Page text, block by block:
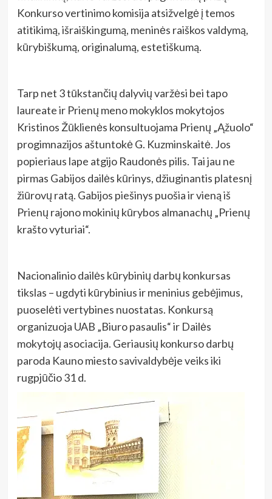
Konkurso vertinimo komisija atsižvelgė į temos
atitikimą, išraiškingumą, meninės raiškos valdymą,
kūrybiškumą, originalumą, estetiškumą.
Tarp net 3 tūkstančių dalyvių varžėsi bei tapo
laureate ir Prienų meno mokyklos mokytojos
Kristinos Žūklienės konsultuojama Prienų „Ąžuolo“
progimnazijos aštuntokė G. Kuzminskaitė. Jos
popieriaus lape atgijo Raudonės pilis. Tai jau ne
pirmas Gabijos dailės kūrinys, džiuginantis platesnį
žiūrovų ratą. Gabijos piešinys puošia ir vieną iš
Prienų rajono mokinių kūrybos almanachų „Prienų
krašto vyturiai“.
Nacionalinio dailės kūrybinių darbų konkursas
tikslas – ugdyti kūrybinius ir meninius gebėjimus,
puoselėti vertybines nuostatas. Konkursą
organizuoja UAB „Biuro pasaulis“ ir Dailės
mokytojų asociacija. Geriausių konkurso darbų
paroda Kauno miesto savivaldybėje veiks iki
rugpjūčio 31 d.